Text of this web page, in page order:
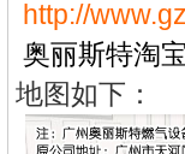
http://
奥丽斯特淘
地图如下：